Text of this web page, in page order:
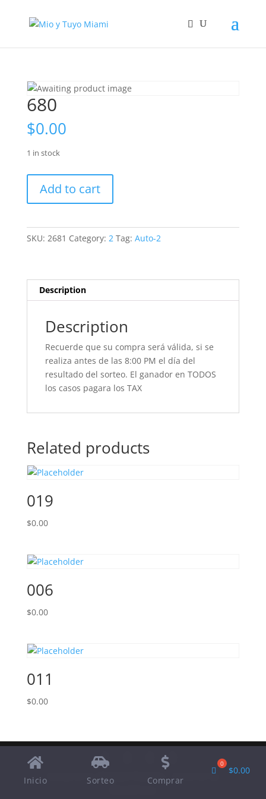
680
$0.00
1 in stock
quantity
Add to cart
SKU: 2681 Category: 2 Tag: Auto-2
Description
Description
Recuerde que su compra será válida, si se
realiza antes de las 8:00 PM el día del
resultado del sorteo. El ganador en TODOS
los casos pagara los TAX
Related products
019
$0.00
006
$0.00
011
$0.00
Designed by Elegant Themes
| Powered by
Inicio Sorteo Comprar
$0.00